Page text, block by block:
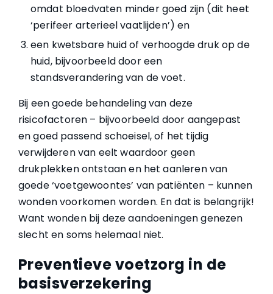
omdat bloedvaten minder goed zijn (dit heet
‘perifeer arterieel vaatlijden’) en
een kwetsbare huid of verhoogde druk op de
huid, bijvoorbeeld door een
standsverandering van de voet.
Bij een goede behandeling van deze
risicofactoren – bijvoorbeeld door aangepast
en goed passend schoeisel, of het tijdig
verwijderen van eelt waardoor geen
drukplekken ontstaan en het aanleren van
goede ‘voetgewoontes’ van patiënten – kunnen
wonden voorkomen worden. En dat is belangrijk!
Want wonden bij deze aandoeningen genezen
slecht en soms helemaal niet.
Preventieve voetzorg in de
basisverzekering